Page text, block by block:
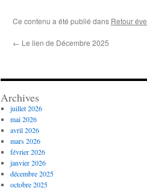
Ce contenu a été publié dans Retour
← Le lien de Décembre 2025
Archives
juillet 2026
mai 2026
avril 2026
mars 2026
février 2026
janvier 2026
décembre 2025
octobre 2025